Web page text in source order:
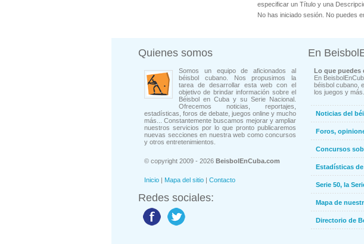
especificar un Título y una
No has iniciado sesión. No puedes
Quienes somos
Somos un equipo de aficionados al
béisbol cubano. Nos propusimos la
tarea de desarrollar esta web con el
objetivo de brindar información sobre el
Béisbol en Cuba y su Serie Nacional.
Ofrecemos noticias, reportajes,
estadísticas, foros de debate, juegos online y mucho
más... Constantemente buscamos mejorar y ampliar
nuestros servicios por lo que pronto publicaremos
nuevas secciones en nuestra web como concursos
y otros entretenimientos.
© copyright 2009 - 2026 BeisbolEnCuba.com
Inicio | Mapa del sitio | Contacto
Redes sociales:
En
Lo que puedes
En
béisbol cubano,
los juegos y más...
Noticias del
Foros,
Concursos
Estadísticas
Serie 50, la
Mapa de
Directorio de